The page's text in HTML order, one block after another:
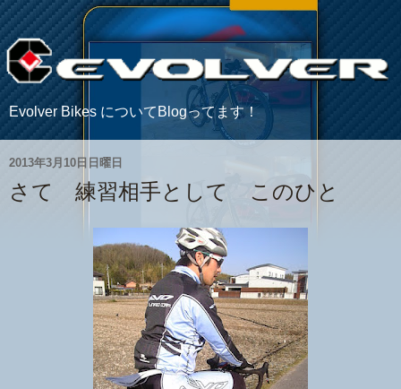
Evolver Bikes についてBlogってます！
2013年3月10日日曜日
さて 練習相手として このひと